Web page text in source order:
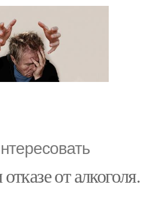
от алкоголя.